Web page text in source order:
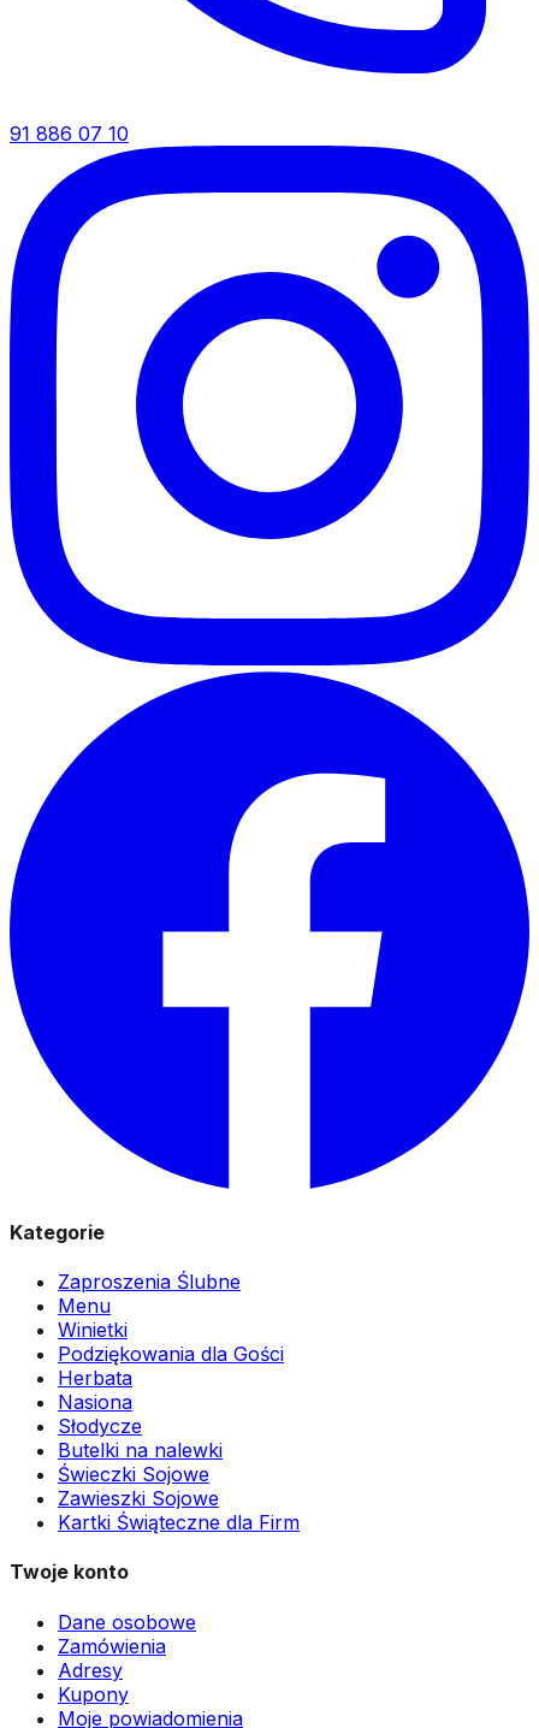
91 886 07 10
Kategorie
Zaproszenia Ślubne
Menu
Winietki
Podziękowania dla Gości
Herbata
Nasiona
Słodycze
Butelki na nalewki
Świeczki Sojowe
Zawieszki Sojowe
Kartki Świąteczne dla Firm
Twoje konto
Dane osobowe
Zamówienia
Adresy
Kupony
Moje powiadomienia